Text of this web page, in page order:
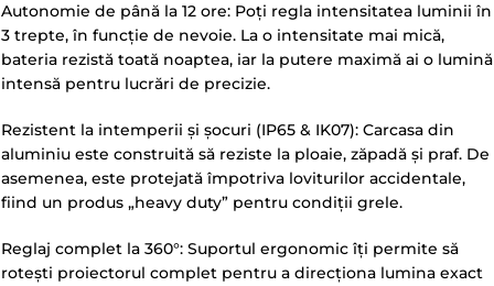
Autonomie de până la 12 ore: Poți regla intensitatea luminii în
3 trepte, în funcție de nevoie. La o intensitate mai mică,
bateria rezistă toată noaptea, iar la putere maximă ai o lumină
intensă pentru lucrări de precizie.
Rezistent la intemperii și șocuri (IP65 & IK07): Carcasa din
aluminiu este construită să reziste la ploaie, zăpadă și praf. De
asemenea, este protejată împotriva loviturilor accidentale,
fiind un produs „heavy duty” pentru condiții grele.
Reglaj complet la 360°: Suportul ergonomic îți permite să
rotești proiectorul complet pentru a direcționa lumina exact